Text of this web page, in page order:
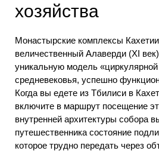
хозяйства
Монастырские комплексы
величественный Алаверди (XI
уникальную модель
средневековья, успешно
Когда вы едете из Тбилиси в
включите в маршрут посещение
внутренней архитектуры собора
путешественника состояние
которое трудно передать через